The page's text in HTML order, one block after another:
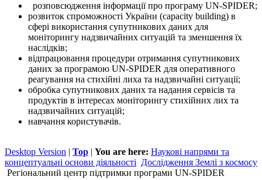
розповсюдження інформації про програму UN-SPIDER;
розвиток спроможності України (capacity building) в
сфері використання супутникових даних для
моніторингу надзвичайних ситуацій та зменшення їх
наслідків;
відпрацювання процедури отримання супутникових
даних за програмою UN-SPIDER для оперативного
реагування на стихійні лиха та надзвичайні ситуації;
обробка супутникових даних та надання сервісів та
продуктів в інтересах моніторингу стихійних лих та
надзвичайних ситуацій;
навчання користувачів.
Desktop Version | Top | You are here: Наукові напрями та
концептуальні основи діяльності Дослідження Землі з космосу
Регіональний центр підтримки програми UN-SPIDER